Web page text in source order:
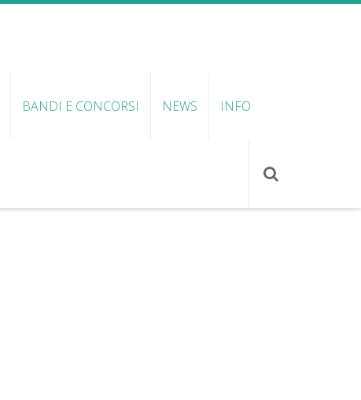
BANDI E CONCORSI NEWS INFO